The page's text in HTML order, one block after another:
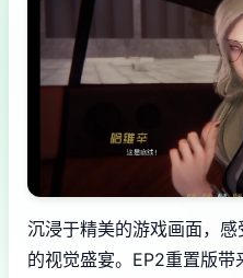
沉浸于精美的游戏画面，
的视觉盛宴。EP2重置版